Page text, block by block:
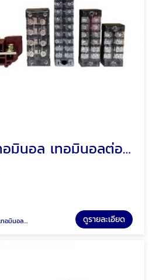
Terminal เทอมินอล เทอมินอลต่อสายไฟ พัทยา ชลบุรี
ต่อสายไฟ ดูรายละเอียด